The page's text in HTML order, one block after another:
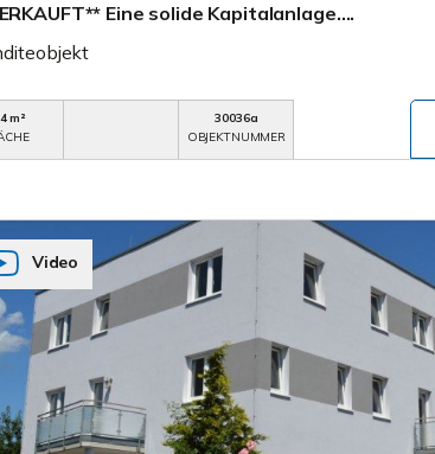
Eine solide Kapitalanlage….
m²
30036a
OBJEKTNUMMER
Video